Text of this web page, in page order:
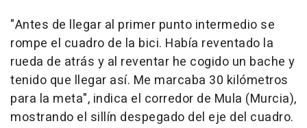
"Antes de llegar al primer punto intermedio se
rompe el cuadro de la bici. Había reventado la
rueda de atrás y al reventar he cogido un bache y
tenido que llegar así. Me marcaba 30 kilómetros
para la meta", indica el corredor de Mula (Murcia),
mostrando el sillín despegado del eje del cuadro.